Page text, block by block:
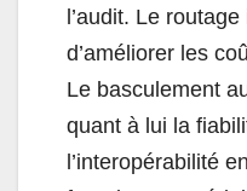
l’audit. Le
d’améliorer les
Le basculement
quant à lui la
l’interopérabilité